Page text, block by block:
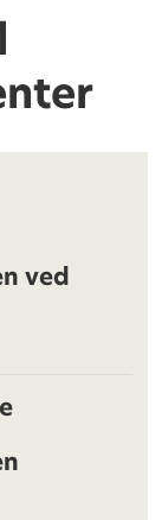
ved